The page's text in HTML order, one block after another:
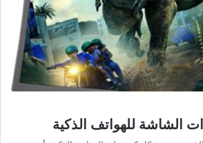
الشاشة للهواتف الذكية